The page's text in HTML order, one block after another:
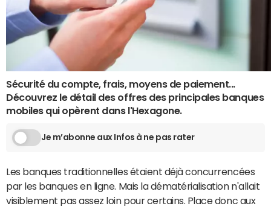
Sécurité du compte, frais, moyens de paiement...
Découvrez le détail des offres des principales banques
mobiles qui opèrent dans l'Hexagone.
Je m’abonne aux Infos à ne pas rater
Les banques traditionnelles étaient déjà concurrencées
par les banques en ligne. Mais la dématérialisation n'allait
visiblement pas assez loin pour certains. Place donc aux